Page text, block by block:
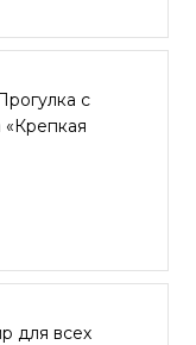
с
«Крепкая
для всех